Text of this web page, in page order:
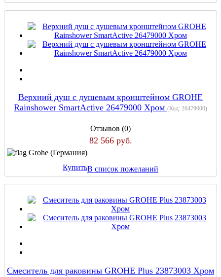
Верхний душ с душевым кронштейном GROHE
Rainshower SmartActive 26479000 Хром (Код: 26479000)
Отзывов (0)
82 566 руб.
Grohe (Германия)
КупитьВ список пожеланий
Смеситель для раковины GROHE Plus 23873003 Хром